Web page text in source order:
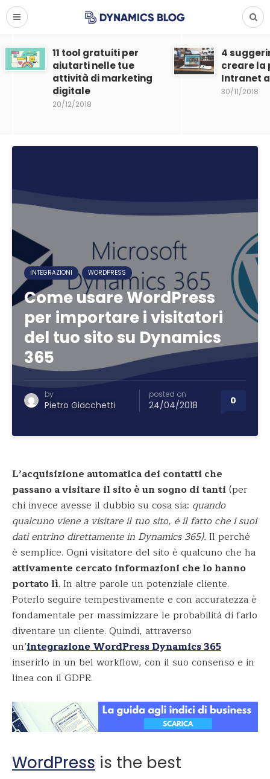
11 tool gratuiti per
aiutarti nelle tue
attività di marketing
digitale
20/12/2018
4
creare
Intranet
30/11/2018
INTEGRAZIONI WORDPRESS
Come usare WordPress
per importare i visitatori
del tuo sito su Dynamics
365
by
Pietro Giacchetti
posted on
24/04/2018 0
L’acquisizione automatica dei contatti che
passano a visitare il sito è un sogno di tanti(per
chi invece avesse il dubbio su cosa sia: quando
qualcuno viene a visitare il tuo sito, è il fatto che i suoi
dati entrino direttamente in Dynamics 365). Il perché
è semplice. Ogni visitatore del sito è qualcuno che ha
attivamente cercato informazioni che lo hanno
portato lì. In altre parole un potenziale cliente.
Poterlo seguire tempestivamente e con accuratezza è
fondamentale per massimizzare le probabilità di farlo
diventare un cliente. Quindi, attraverso
un’integrazione WordPress Dynamics 365
inserirlo in un bel workflow, con il suo consenso e in
linea con il GDPR.
WordPress is the best